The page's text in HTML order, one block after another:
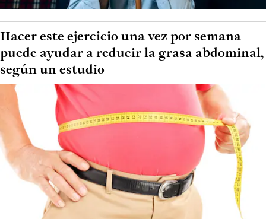
Hacer este ejercicio una vez por semana
puede ayudar a reducir la grasa abdominal,
según un estudio